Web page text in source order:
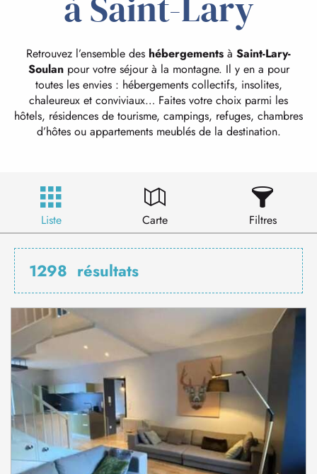
Retrouvez l’ensemble des hébergements à Saint-Lary-
Soulanpour votre séjour à la montagne. Il y en a pour
toutes les envies : hébergements collectifs, insolites,
chaleureux et conviviaux… Faites votre choix parmi les
hôtels, résidences de tourisme, campings, refuges, chambres
d’hôtes ou appartements meublés de la destination.
Liste Carte Filtres
1298 résultats